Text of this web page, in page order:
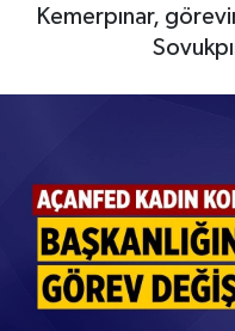
Kemerpınar,
EĞİTİM
İLÇELER
RESMİ İLANLAR
Son Dakika